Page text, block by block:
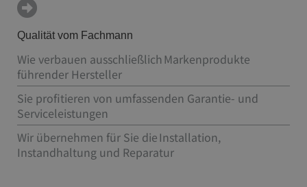
Qualität vom Fachmann
Wie verbauen ausschließlich Markenprodukte
führender Hersteller
Sie profitieren von umfassenden Garantie- und
Serviceleistungen
Wir übernehmen für Sie die Installation,
Instandhaltung und Reparatur